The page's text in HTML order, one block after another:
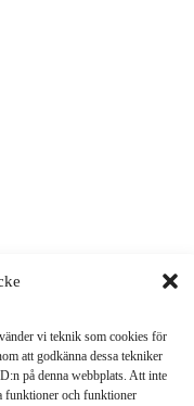
vi teknik som cookies för
att godkänna dessa tekniker
på denna webbplats. Att inte
funktioner och funktioner